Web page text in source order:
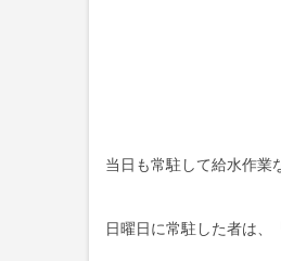
当日も常駐して給水作業
日曜日に常駐した者は、